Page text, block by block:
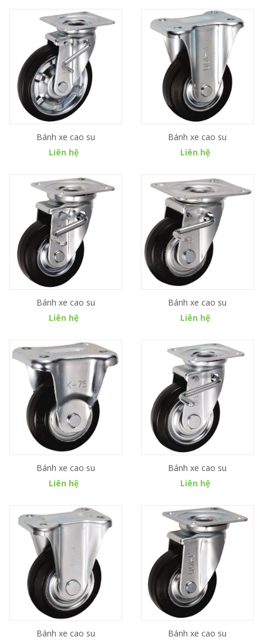
Bánh xe cao su
Liên hệ
Bánh xe cao su
Liên hệ
Bánh xe cao su
Liên hệ
Bánh xe cao su
Liên hệ
Bánh xe cao su
Liên hệ
Bánh xe cao su
Liên hệ
Bánh xe cao su
Bánh xe cao su